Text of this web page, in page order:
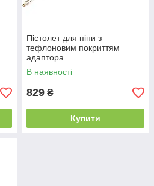
Пістолет для піни з
тефлоновим покриттям
адаптора
В наявності
829 ₴
Купити